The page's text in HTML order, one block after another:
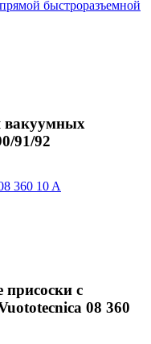
вакуумных
91/92
с
08 360